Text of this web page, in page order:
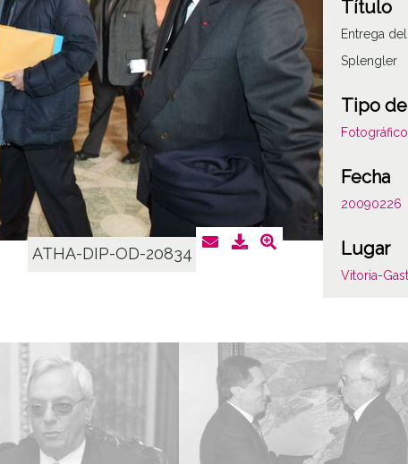
ATHA-DIP-OD-20834
Título
Entrega
Splengler
Tipo
Fotográfico
Fecha
20090226
Lugar
Vitoria-
CC BY-